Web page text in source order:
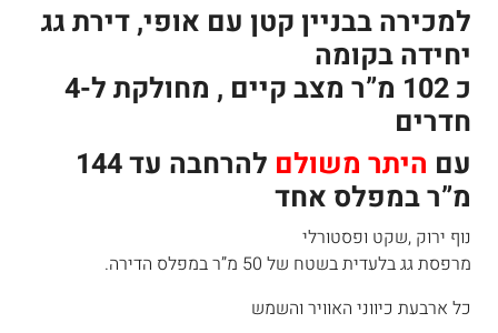
למכירה בבניין קטן עם אופי, דירת גג
יחידה בקומה
כ 102 מ”ר מצב קיים , מחולקת ל-4
חדרים
עם היתר משולם
להרחבה עד 144
מ”ר במפלס אחד
נוף ירוק ,שקט ופסטורלי
מרפסת גג בלעדית בשטח של 50 מ”ר במפלס הדירה.
כל ארבעת כיווני האוויר והשמש